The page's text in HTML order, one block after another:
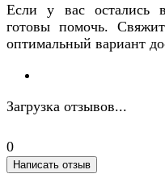
Если у вас остались
готовы помочь.
оптимальный вариант
Загрузка отзывов...
0
Написать отзыв